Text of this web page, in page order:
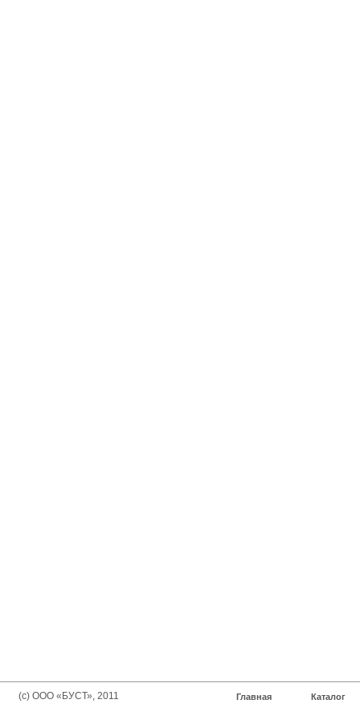
(с) ООО «БУСТ», 2011 Главная Каталог